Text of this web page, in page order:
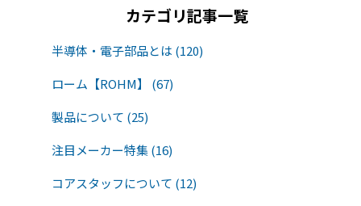
カテゴリ記事一覧
半導体・電子部品とは (120)
ローム【ROHM】 (67)
製品について (25)
注目メーカー特集 (16)
コアスタッフについて (12)